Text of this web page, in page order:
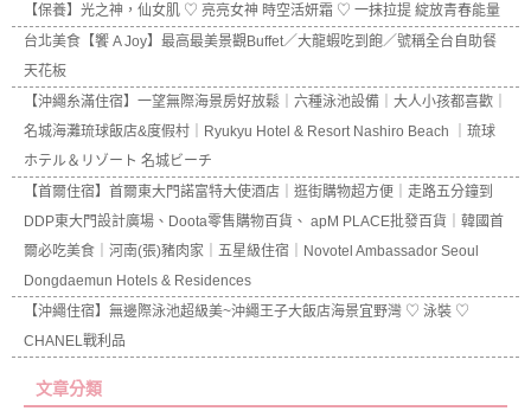
【保養】光之神，仙女肌 ♡ 亮亮女神 時空活妍霜 ♡ 一抹拉提 綻放青春能量
台北美食【饗 A Joy】最高最美景觀Buffet／大龍蝦吃到飽／號稱全台自助餐
天花板
【沖繩糸滿住宿】一望無際海景房好放鬆｜六種泳池設備｜大人小孩都喜歡｜
名城海灘琉球飯店&度假村｜Ryukyu Hotel & Resort Nashiro Beach ｜琉球
ホテル＆リゾート 名城ビーチ
【首爾住宿】首爾東大門諾富特大使酒店｜逛街購物超方便｜走路五分鐘到
DDP東大門設計廣場、Doota零售購物百貨、 apM PLACE批發百貨｜韓國首
爾必吃美食｜河南(張)豬肉家｜五星級住宿｜Novotel Ambassador Seoul
Dongdaemun Hotels & Residences
【沖繩住宿】無邊際泳池超級美~沖繩王子大飯店海景宜野灣 ♡ 泳裝 ♡
CHANEL戰利品
文章分類